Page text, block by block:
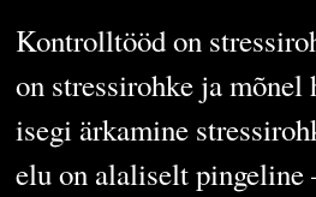
Kontrolltööd on
on stressirohke ja
isegi ärkamine
elu on alaliselt pingeline